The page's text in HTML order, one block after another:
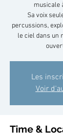
musicale
Sa voix
percussions,
le ciel dans un
Les
Voir
Time &